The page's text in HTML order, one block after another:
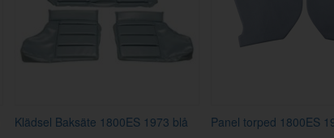
Klädsel Baksäte 1800ES 1973 blå Panel torped 1800ES